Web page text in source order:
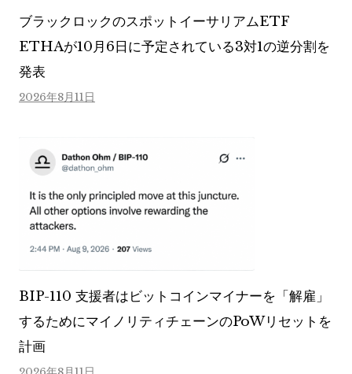
ブラックロックのスポットイーサリアムETF
ETHAが10月6日に予定されている3対1の逆分割を
発表
2026年8月11日
BIP-110 支援者はビットコインマイナーを「解雇」
するためにマイノリティチェーンのPoWリセットを
計画